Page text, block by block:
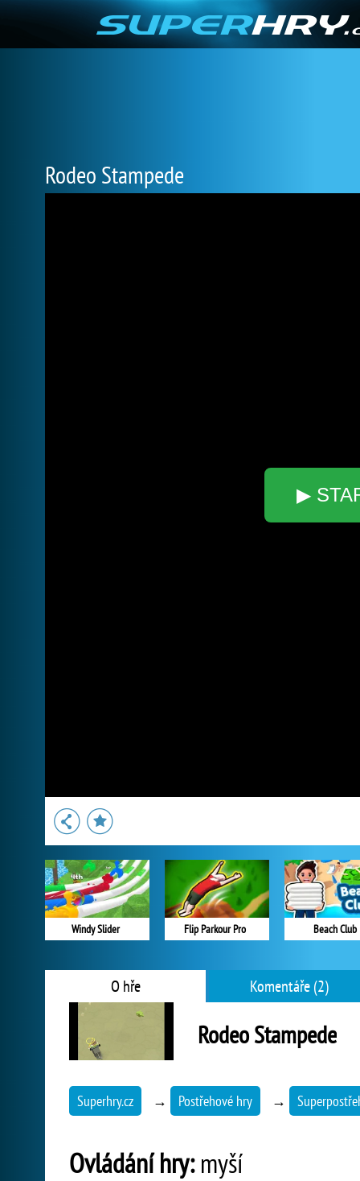
Rodeo Stampede
▶
Windy Slider Flip Parkour Pro Beach Club
O hře Komentáře (2)
Rodeo Stampede
Superhry.cz → Postřehové hry →
Ovládání hry:myší